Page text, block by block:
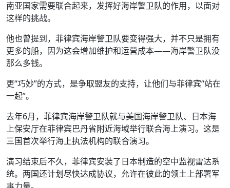
南亚国家需要联合起来，发挥好海岸警卫队的作用，以面对
这样的挑战。
他也曾提到，菲律宾海岸警卫队要变得强大，并不只是拥有
更多的船，因为这会增加维护和运营成本——海岸警卫队没
那么多钱。
更“巧妙”的方式，是争取盟友的支持，让他们与菲律宾“站在
一起”。
去年6月，菲律宾海岸警卫队就与美国海岸警卫队、日本海
上保安厅在菲律宾巴丹省附近海域举行联合海上演习。这是
三国首次举行海上执法机构的联合演习。
演习结束后不久，菲律宾安装了日本制造的空中监视雷达系
统。两国还计划尽快达成协议，允许在彼此的领土上部署军